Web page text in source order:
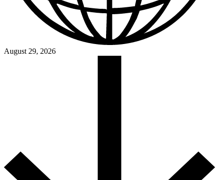
August 29, 2026